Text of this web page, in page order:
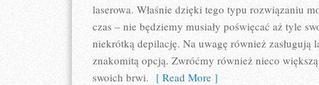
laserowa. Właśnie dzięki tego typu rozwiązaniu
czas – nie będziemy musiały poświęcać aż tyle
niekrótką depilację. Na uwagę również zasługują
znakomitą opcją. Zwróćmy również nieco
swoich brwi. [ Read More ]